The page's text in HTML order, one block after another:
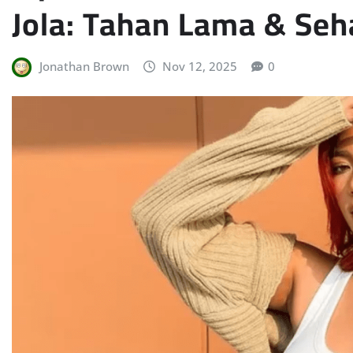
Jola: Tahan Lama &
Jonathan Brown Nov 12, 2025 0